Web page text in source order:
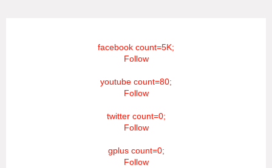
facebook count=5K;
Follow
youtube count=80;
Follow
twitter count=0;
Follow
gplus count=0;
Follow